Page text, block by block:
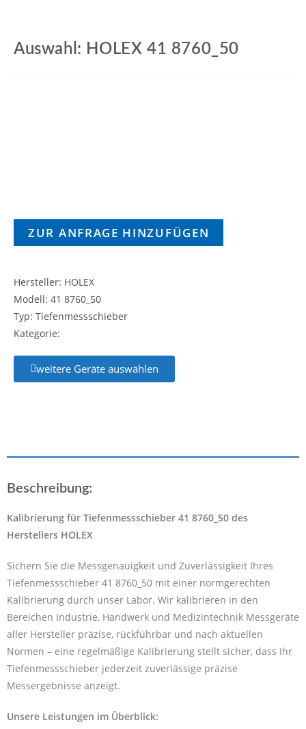
Auswahl: HOLEX 41 8760_50
ZUR ANFRAGE HINZUFÜGEN
Hersteller: HOLEX
Modell: 41 8760_50
Typ: Tiefenmessschieber
Kategorie:
weitere Geräte auswählen
Beschreibung:
Kalibrierung für Tiefenmessschieber 41 8760_50 des
Herstellers HOLEX
Sichern Sie die Messgenauigkeit und Zuverlässigkeit Ihres
Tiefenmessschieber 41 8760_50 mit einer normgerechten
Kalibrierung durch unser Labor. Wir kalibrieren in den
Bereichen Industrie, Handwerk und Medizintechnik Messgeräte
aller Hersteller präzise, rückführbar und nach aktuellen
Normen – eine regelmäßige Kalibrierung stellt sicher, dass Ihr
Tiefenmessschieber jederzeit zuverlässige präzise
Messergebnisse anzeigt.
Unsere Leistungen im Überblick: